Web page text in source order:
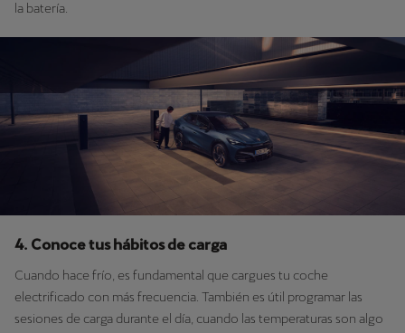
la batería.
4. Conoce tus hábitos de carga
Cuando hace frío, es fundamental que cargues tu coche
electrificado con más frecuencia. También es útil programar las
sesiones de carga durante el día, cuando las temperaturas son algo